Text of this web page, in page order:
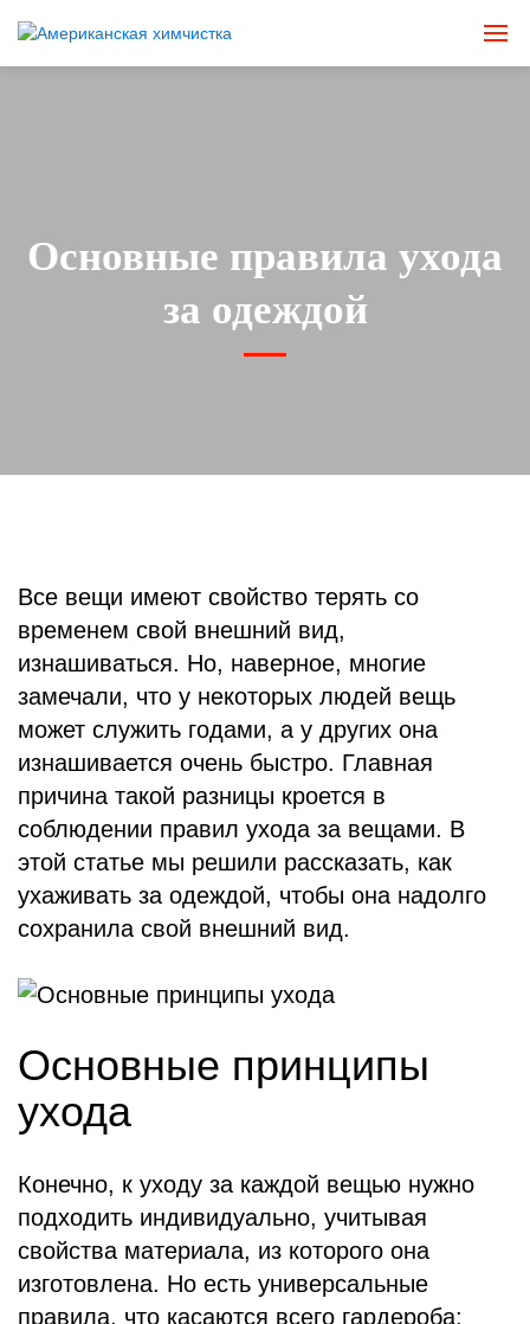
Основные правила ухода
за одеждой
Все вещи имеют свойство терять со
временем свой внешний вид,
изнашиваться. Но, наверное, многие
замечали, что у некоторых людей вещь
может служить годами, а у других она
изнашивается очень быстро. Главная
причина такой разницы кроется в
соблюдении правил ухода за вещами. В
этой статье мы решили рассказать, как
ухаживать за одеждой, чтобы она надолго
сохранила свой внешний вид.
Основные принципы
ухода
Конечно, к уходу за каждой вещью нужно
подходить индивидуально, учитывая
свойства материала, из которого она
изготовлена. Но есть универсальные
правила, что касаются всего гардероба: